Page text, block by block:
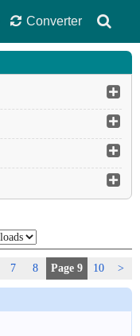
Converter
7 8 Page 9 10 >